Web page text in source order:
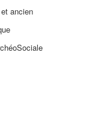
ancien